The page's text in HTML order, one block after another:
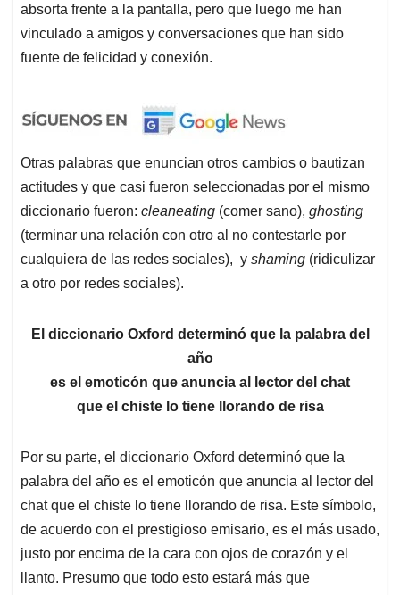
absorta frente a la pantalla, pero que luego me han
vinculado a amigos y conversaciones que han sido
fuente de felicidad y conexión.
Otras palabras que enuncian otros cambios o bautizan
actitudes y que casi fueron seleccionadas por el mismo
diccionario fueron: cleaneating (comer sano), ghosting
(terminar una relación con otro al no contestarle por
cualquiera de las redes sociales), y shaming (ridiculizar
a otro por redes sociales).
El diccionario Oxford determinó que la palabra del
año
es el emoticón que anuncia al lector del chat
que el chiste lo tiene llorando de risa
Por su parte, el diccionario Oxford determinó que la
palabra del año es el emoticón que anuncia al lector del
chat que el chiste lo tiene llorando de risa. Este símbolo,
de acuerdo con el prestigioso emisario, es el más usado,
justo por encima de la cara con ojos de corazón y el
llanto. Presumo que todo esto estará más que